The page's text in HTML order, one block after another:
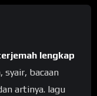
lengkap
bacaan
artinya. lagu